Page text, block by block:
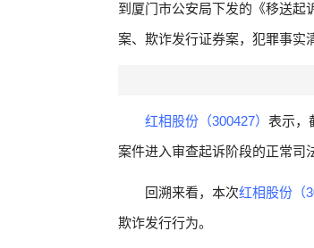
到厦门市公安局下发的《移送起
案、欺诈发行证券案，犯罪事实
红相股份（300427） 表示，
案件进入审查起诉阶段的正常司
回溯来看，本次红相股份（
欺诈发行行为。